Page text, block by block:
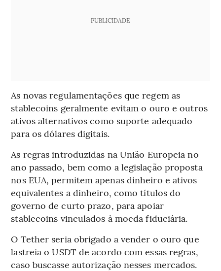
PUBLICIDADE
As novas regulamentações que regem as
stablecoins geralmente evitam o ouro e outros
ativos alternativos como suporte adequado
para os dólares digitais.
As regras introduzidas na União Europeia no
ano passado, bem como a legislação proposta
nos EUA, permitem apenas dinheiro e ativos
equivalentes a dinheiro, como títulos do
governo de curto prazo, para apoiar
stablecoins vinculados à moeda fiduciária.
O Tether seria obrigado a vender o ouro que
lastreia o USDT de acordo com essas regras,
caso buscasse autorização nesses mercados.